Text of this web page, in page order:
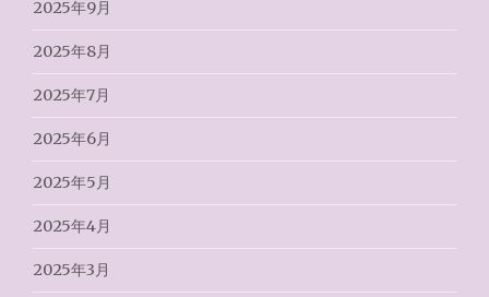
2025年9月
2025年8月
2025年7月
2025年6月
2025年5月
2025年4月
2025年3月